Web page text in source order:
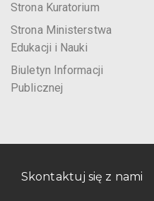
Strona Kuratorium
Strona Ministerstwa
Edukacji i Nauki
Biuletyn Informacji
Publicznej
Skontaktuj się z nami